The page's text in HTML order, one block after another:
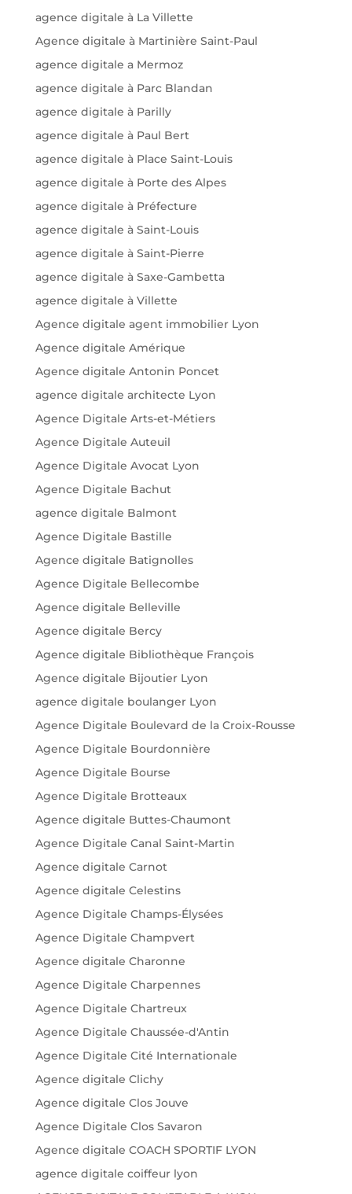
agence digitale à La Villette
Agence digitale à Martinière Saint-Paul
agence digitale a Mermoz
agence digitale à Parc Blandan
agence digitale à Parilly
agence digitale à Paul Bert
agence digitale à Place Saint-Louis
agence digitale à Porte des Alpes
agence digitale à Préfecture
agence digitale à Saint-Louis
agence digitale à Saint-Pierre
agence digitale à Saxe-Gambetta
agence digitale à Villette
Agence digitale agent immobilier Lyon
Agence digitale Amérique
Agence digitale Antonin Poncet
agence digitale architecte Lyon
Agence Digitale Arts-et-Métiers
Agence Digitale Auteuil
Agence Digitale Avocat Lyon
Agence Digitale Bachut
agence digitale Balmont
Agence Digitale Bastille
Agence digitale Batignolles
Agence Digitale Bellecombe
Agence digitale Belleville
Agence digitale Bercy
Agence digitale Bibliothèque François
Agence digitale Bijoutier Lyon
agence digitale boulanger Lyon
Agence Digitale Boulevard de la Croix-Rousse
Agence Digitale Bourdonnière
Agence Digitale Bourse
Agence Digitale Brotteaux
Agence digitale Buttes-Chaumont
Agence Digitale Canal Saint-Martin
Agence digitale Carnot
Agence digitale Celestins
Agence Digitale Champs-Élysées
Agence Digitale Champvert
Agence digitale Charonne
Agence Digitale Charpennes
Agence Digitale Chartreux
Agence Digitale Chaussée-d'Antin
Agence Digitale Cité Internationale
Agence digitale Clichy
Agence digitale Clos Jouve
Agence Digitale Clos Savaron
Agence digitale COACH SPORTIF LYON
agence digitale coiffeur lyon